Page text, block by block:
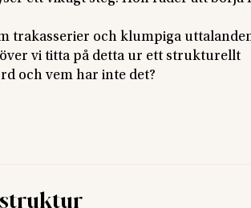
trakasserier och klumpiga
vi titta på detta ur ett strukturellt
och vem har inte det?